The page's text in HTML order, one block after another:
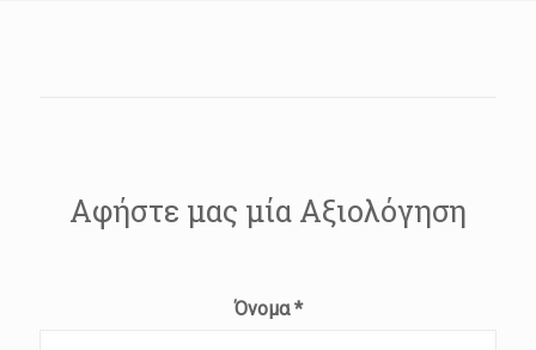
Αφήστε μας μία Αξιολόγηση
Όνομα*